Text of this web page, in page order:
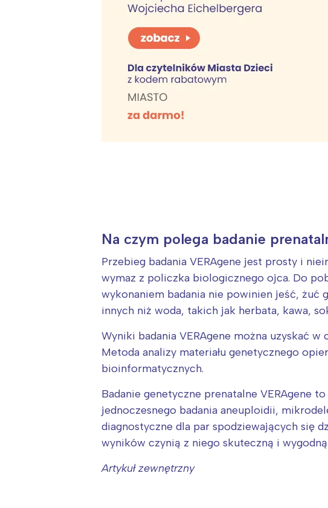
Na czym polega badanie
Przebieg badania VERAgene jest prosty i
wymaz z policzka biologicznego ojca. Do
wykonaniem badania nie powinien jeść, żuć
innych niż woda, takich jak herbata, kawa,
Wyniki badania VERAgene można uzyskać
Metoda analizy materiału genetycznego
bioinformatycznych.
Badanie genetyczne prenatalne VERAgene
jednoczesnego badania aneuploidii,
diagnostyczne dla par spodziewających się
wyników czynią z niego skuteczną i
Artykułzewnętrzny
Warszawa
Poznań